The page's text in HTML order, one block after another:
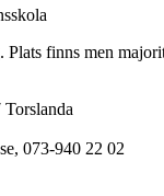
Plats finns men
073-940 22 02